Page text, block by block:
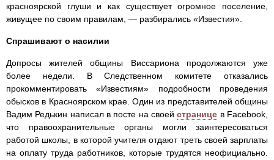
красноярской глуши и как существует огромное поселение,
живущее по своим правилам, — разбирались «Известия».
Спрашивают о насилии
Допросы жителей общины Виссариона продолжаются уже
более недели. В Следственном комитете отказались
прокомментировать «Известиям» подробности проведения
обысков в Красноярском крае. Один из представителей общины
Вадим Редькин написал в посте на своейстранице в Facebook,
что правоохранительные органы могли заинтересоваться
работой школы, в которой учителя отдают треть своей зарплаты
на оплату труда работников, которые трудятся неофициально.